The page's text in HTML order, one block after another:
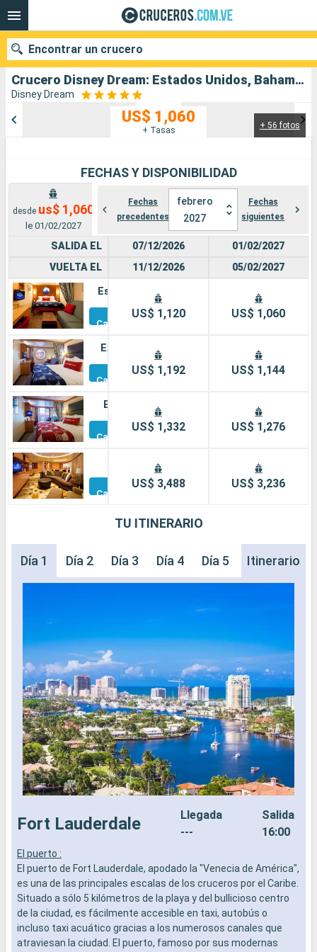
Crucero Disney Dream: Estados Unidos, Bahamas salida desde Fort Lauderdale
Disney Dream
+ 56 fotos
US$ 1,060
+ Tasas
FECHAS Y DISPONIBILIDAD
desde us$ 1,060
le 01/02/2027
Fechas
precedentes
febrero
2027
Fechas
siguientes
SALIDA EL
VUELTA EL
Estándar
Otros
Camarotes
Exterior
Otros
Camarotes
Balcón
Otros
Camarotes
Otros
Camarotes
07/12/2026
11/12/2026
US$ 1,120
US$ 1,192
US$ 1,332
US$ 3,488
01/02/2027
05/02/2027
US$ 1,060
US$ 1,144
US$ 1,276
US$ 3,236
TU ITINERARIO
Día 1 Día 2 Día 3 Día 4 Día 5 Itinerario
Fort Lauderdale
Llegada
---
Salida
16:00
El puerto :
El puerto de Fort Lauderdale, apodado la "Venecia de América",
es una de las principales escalas de los cruceros por el Caribe.
Situado a sólo 5 kilómetros de la playa y del bullicioso centro
de la ciudad, es fácilmente accesible en taxi, autobús o
incluso taxi acuático gracias a los numerosos canales que
atraviesan la ciudad. El puerto, famoso por sus modernas
Encontrar un crucero
Puertos Compañías
Buscar